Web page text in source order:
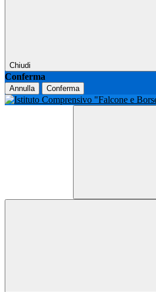
Chiudi
Conferma
Annulla Conferma